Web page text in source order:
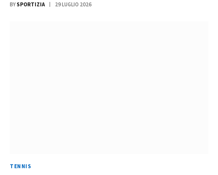
BY SPORTIZIA 29 LUGLIO 2026
TENNIS